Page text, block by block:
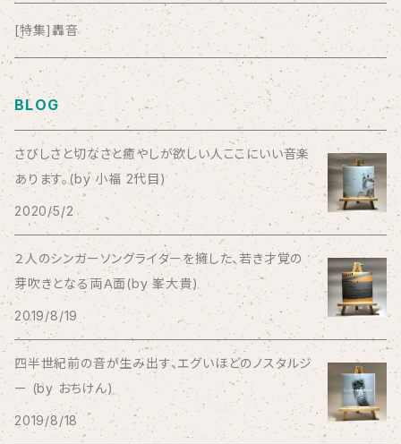
anticlockwise
Aysula
Bad Operation
Bagus!
BBBBBBB
The BEG
The Beths
THE BLACK SHANSONS
[特集]轟音
BLOG
さびしさと切なさと癒やしが欲しい人ここにいい音楽
あります。(by 小福 2代目)
2020/5/2
２人のシンガーソングライターを擁した、若き才覚の
芽吹きとなる両Ａ面(by 峯大貴)
2019/8/19
四半世紀前の音が生み出す、エグいほどのノスタルジ
ー (by おちけん)
2019/8/18